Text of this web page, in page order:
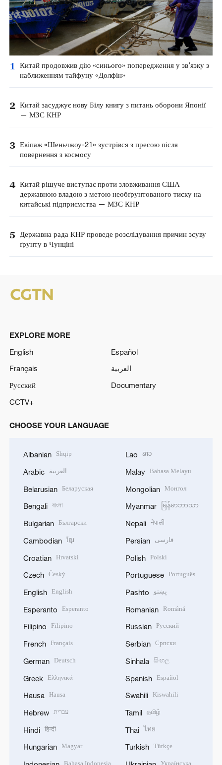
1
Китай продовжив дію «синього» попередження у зв’язку з
наближенням тайфуну «Долфін»
2 Китай засуджує нову Білу книгу з питань оборони Японії
— МЗС КНР
3 Екіпаж «Шеньчжоу-21» зустрівся з пресою після
повернення з космосу
4 Китай рішуче виступає проти зловживання США
державною владою з метою необґрунтованого тиску на
китайські підприємства — МЗС КНР
5
Державна рада КНР проведе розслідування причин зсуву
ґрунту в Чунціні
EXPLORE MORE
English
Español
Français
العربية
Русский
Documentary
CCTV+
CHOOSE YOUR LANGUAGE
Albanian Shqip
Arabic العربية
Belarusian Беларуская
Bengali বাংলা
Bulgarian Български
Cambodian ខ្មែរ
Croatian Hrvatski
Czech Český
English English
Esperanto Esperanto
Filipino Filipino
French Français
German Deutsch
Greek Ελληνικά
Hausa Hausa
Hebrew עברית
Hindi हिन्दी
Hungarian Magyar
Lao ລາວ
Malay Bahasa Melayu
Mongolian Монгол
Myanmar မြန်မာဘာသာ
Nepali नेपाली
Persian فارسی
Polish Polski
Portuguese Português
Pashto پښتو
Romanian Română
Russian Русский
Serbian Српски
Sinhala සිංහල
Spanish Español
Swahili Kiswahili
Tamil தமிழ்
Thai ไทย
Turkish Türkçe